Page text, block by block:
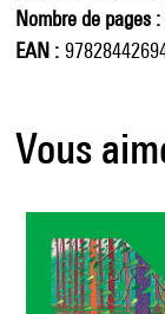
Nombre de pages
EAN
Vous